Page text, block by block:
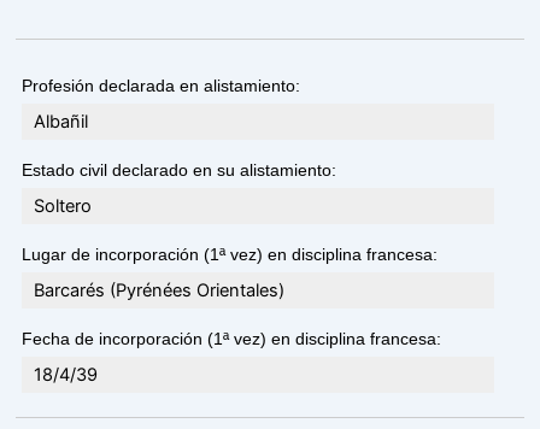
Profesión declarada en alistamiento:
Albañil
Estado civil declarado en su alistamiento:
Soltero
Lugar de incorporación (1ª vez) en disciplina francesa:
Barcarés (Pyrénées Orientales)
Fecha de incorporación (1ª vez) en disciplina francesa:
18/4/39